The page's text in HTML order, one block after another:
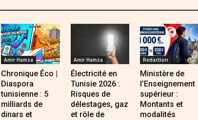
Amir Hamza
Chronique Éco |
Diaspora
tunisienne : 5
milliards de
dinars et
Amir Hamza
Électricité en
Tunisie 2026 :
Risques de
délestages, gaz
et rôle de
Redaction
Ministère de
l’Enseignement
supérieur :
Montants et
modalités